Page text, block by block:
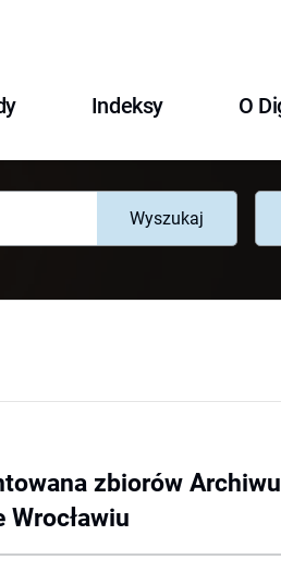
Indeksy O
Wyszukaj
zbiorów